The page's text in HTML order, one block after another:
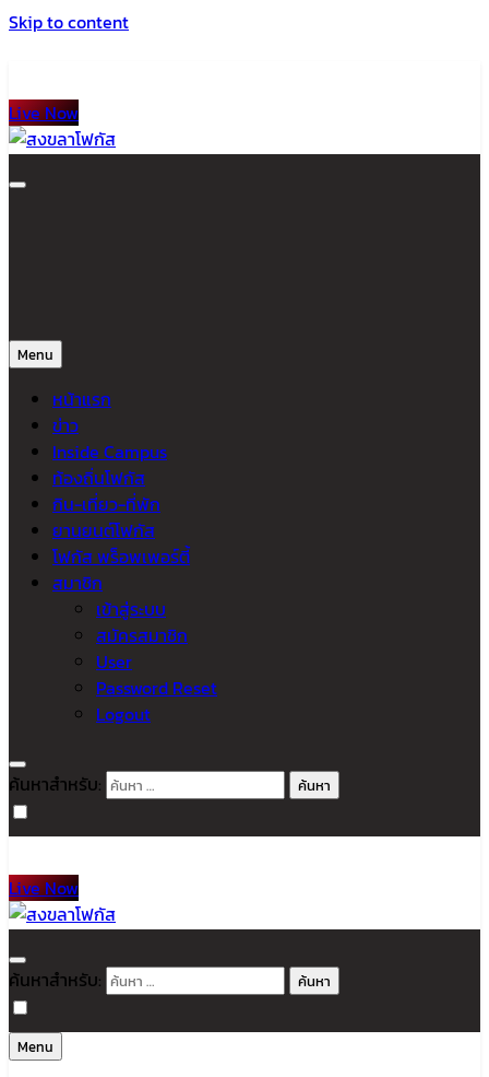
Skip to content
Live Now
สงขลาโฟกัส
ติดตามข่าวสาร ภาคใต้ หาดใหญ่และสงขลา จากสำนักข่าวโฟกัส
Menu
หน้าแรก
ข่าว
Inside Campus
ท้องถิ่นโฟกัส
กิน-เที่ยว-ที่พัก
ยานยนต์โฟกัส
โฟกัส พร็อพเพอร์ตี้
สมาชิก
เข้าสู่ระบบ
สมัครสมาชิก
User
Password Reset
Logout
ค้นหาสำหรับ:
Live Now
สงขลาโฟกัส
ติดตามข่าวสาร ภาคใต้ หาดใหญ่และสงขลา จากสำนักข่าวโฟกัส
ค้นหาสำหรับ:
Menu